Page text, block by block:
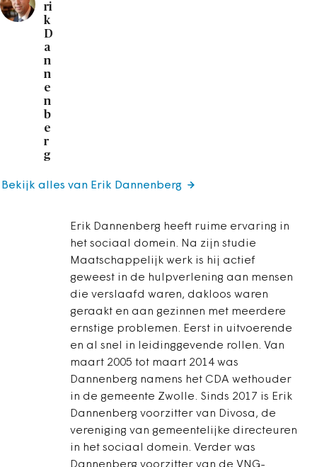
ri
k
D
a
n
n
e
n
b
e
r
g
Erik Dannenberg heeft ruime ervaring in
het sociaal domein. Na zijn studie
Maatschappelijk werk is hij actief
geweest in de hulpverlening aan mensen
die verslaafd waren, dakloos waren
geraakt en aan gezinnen met meerdere
ernstige problemen. Eerst in uitvoerende
en al snel in leidinggevende rollen. Van
maart 2005 tot maart 2014 was
Dannenberg namens het CDA wethouder
in de gemeente Zwolle. Sinds 2017 is Erik
Dannenberg voorzitter van Divosa, de
vereniging van gemeentelijke directeuren
in het sociaal domein. Verder was
Bekijk alles van Erik Dannenberg